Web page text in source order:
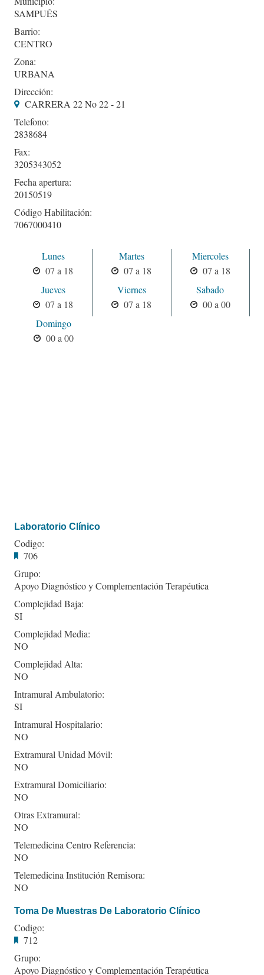
SAMPUÉS
Barrio:
CENTRO
Zona:
URBANA
Dirección:
CARRERA 22 No 22 - 21
Telefono:
2838684
Fax:
3205343052
Fecha apertura:
20150519
Código Habilitación:
7067000410
Lunes
07 a 18
Martes
07 a 18
Miercoles
07 a 18
Jueves
07 a 18
Viernes
07 a 18
Sabado
00 a 00
Domingo
00 a 00
Laboratorio Clínico
Codigo:
706
Grupo:
Apoyo Diagnóstico y Complementación Terapéutica
Complejidad Baja:
SI
Complejidad Media:
NO
Complejidad Alta:
NO
Intramural Ambulatorio:
SI
Intramural Hospitalario:
NO
Extramural Unidad Móvil:
NO
Extramural Domiciliario:
NO
Otras Extramural:
NO
Telemedicina Centro Referencia:
NO
Telemedicina Institución Remisora:
NO
Toma De Muestras De Laboratorio Clínico
Codigo:
712
Grupo:
Apoyo Diagnóstico y Complementación Terapéutica